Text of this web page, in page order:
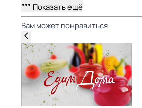
Показать ещё
Вам может понравиться